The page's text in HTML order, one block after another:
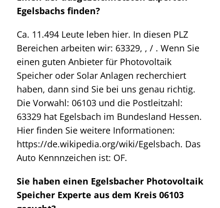
Egelsbachs finden?
Ca. 11.494 Leute leben hier. In diesen PLZ
Bereichen arbeiten wir: 63329, , / . Wenn Sie
einen guten Anbieter für Photovoltaik
Speicher oder Solar Anlagen recherchiert
haben, dann sind Sie bei uns genau richtig.
Die Vorwahl: 06103 und die Postleitzahl:
63329 hat Egelsbach im Bundesland Hessen.
Hier finden Sie weitere Informationen:
https://de.wikipedia.org/wiki/Egelsbach. Das
Auto Kennnzeichen ist: OF.
Sie haben einen Egelsbacher Photovoltaik
Speicher Experte aus dem Kreis 06103